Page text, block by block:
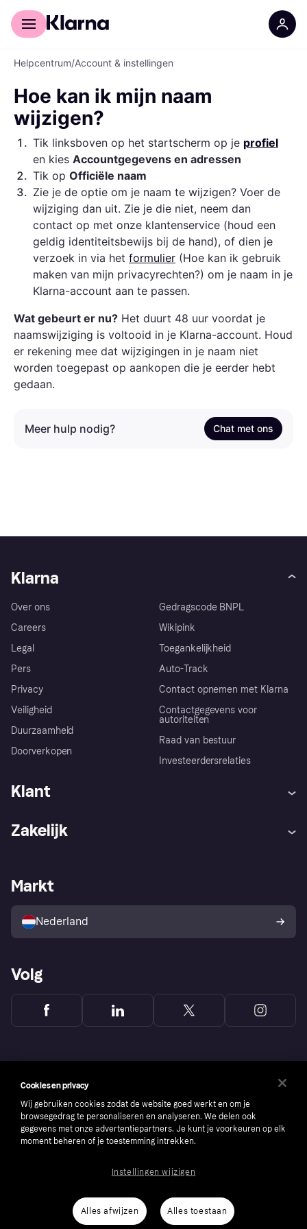
Voor shoppers
Helpcentrum/Account & instellingen
Hoe kan ik mijn naam
wijzigen?
1 . Tik linksboven op het startscherm op je profiel
en kies Accountgegevens en adressen
2. Tik op Officiële naam
3. Zie je de optie om je naam te wijzigen? Voer de
wijziging dan uit. Zie je die niet, neem dan
contact op met onze klantenservice (houd een
geldig identiteitsbewijs bij de hand), of dien je
verzoek in via het formulier (Hoe kan ik gebruik
maken van mijn privacyrechten?) om je naam in je
Klarna-account aan te passen.
Wat gebeurt er nu? Het duurt 48 uur voordat je
naamswijziging is voltooid in je Klarna-account. Houd
er rekening mee dat wijzigingen in je naam niet
worden toegepast op aankopen die je eerder hebt
gedaan.
Meer hulp nodig? Chat met ons
Klarna
Over ons
Careers
Legal
Pers
Privacy
Veiligheid
Duurzaamheid
Doorverkopen
Gedragscode BNPL
Wikipink
Toegankelijkheid
Auto-Track
Contact opnemen met Klarna
Contactgegevens voor
autoriteiten
Raad van bestuur
Investeerdersrelaties
Klant
Winkeloverzicht
Kopersbescherming voor
consumenten
Zakelijk
Zakelijke login
Markt
Nederland
Volg
number: 556737-0431
Cookies Klarna.com
Cookies en privacy
Wij gebruiken cookies zodat de website goed werkt en om je
browsegedrag te personaliseren en analyseren. We delen ook
gegevens met onze advertentiepartners. Je kunt je voorkeuren op elk
moment beheren of je toestemming intrekken.
Alles afwijzen Alles toestaan
Instellingen wijzigen